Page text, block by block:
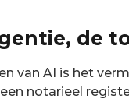
de
van AI is het
notarieel